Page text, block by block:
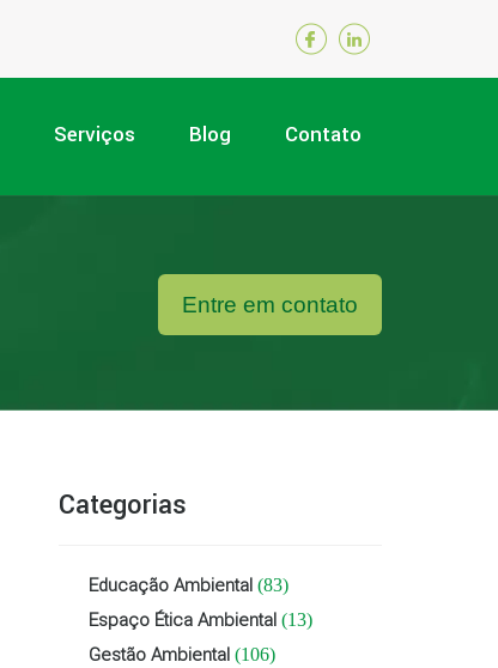
Serviços Blog Contato
Entre em contato
Categorias
Educação Ambiental (83)
Espaço Ética Ambiental (13)
Gestão Ambiental (106)